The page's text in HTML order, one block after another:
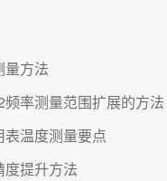
量方法
率测量范围扩展的方法
温度测量要点
提升方法